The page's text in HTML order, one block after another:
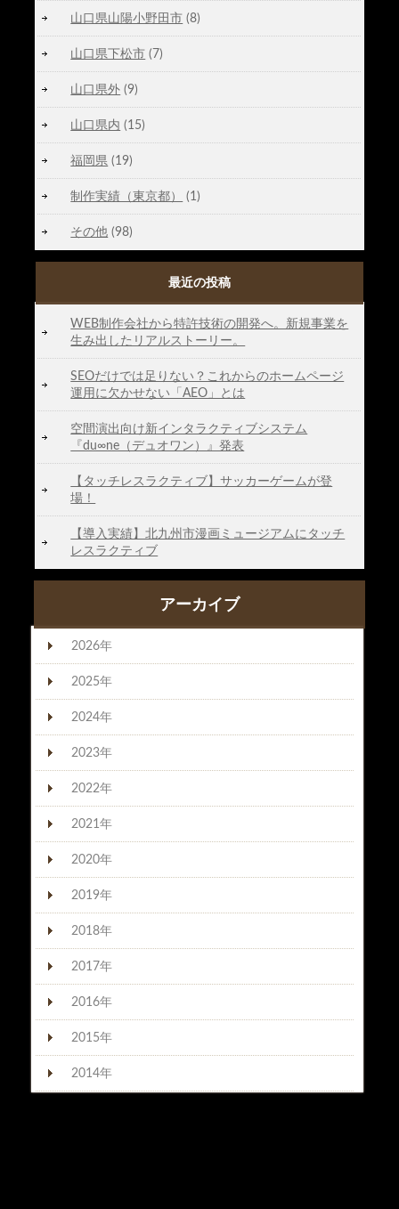
山口県山陽小野田市 (8)
山口県下松市 (7)
山口県外 (9)
山口県内 (15)
福岡県 (19)
制作実績（東京都） (1)
その他 (98)
最近の投稿
WEB制作会社から特許技術の開発へ。新規事業を
生み出したリアルストーリー。
SEOだけでは足りない？これからのホームページ
運用に欠かせない「AEO」とは
空間演出向け新インタラクティブシステム
『du∞ne（デュオワン）』発表
【タッチレスラクティブ】サッカーゲームが登
場！
【導入実績】北九州市漫画ミュージアムにタッチ
レスラクティブ
アーカイブ
2026年
2025年
2024年
2023年
2022年
2021年
2020年
2019年
2018年
2017年
2016年
2015年
2014年